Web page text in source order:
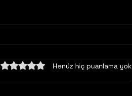
5 üzerinden 0 yıldızHenüz hiç puanlama yok